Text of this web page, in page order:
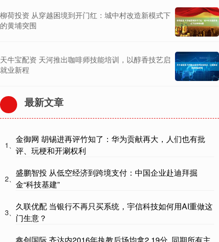
柳荷投资 从穿越困境到开门红：城中村改造新模式下
的黄埔突围
天牛宝配资 天河推出咖啡师技能培训，以醇香技艺启
就业新程
最新文章
1、
金御网 胡锡进再评竹知了：华为贡献再大，人们也有批
评、玩梗和开涮权利
2、
盛鹏智投 从低空经济到跨境支付：中国企业赴迪拜掘
金“科技基建”
3、
久联优配 当银行不再只买系统，宇信科技如何用AI重做这
门生意？
鑫创国际 齐达内2016年执教后场均拿2.19分, 同期所有主